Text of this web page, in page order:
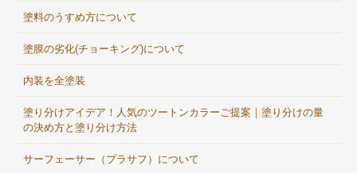
塗料のうすめ方について
塗膜の劣化(チョーキング)について
内装を全塗装
塗り分けアイデア！人気のツートンカラーご提案｜塗り分けの量
の決め方と塗り分け方法
サーフェーサー（プラサフ）について